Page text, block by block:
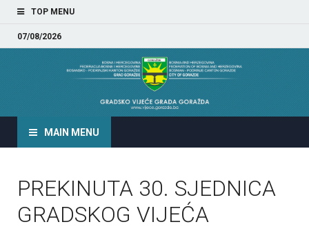
TOP MENU
07/08/2026
GRADSKO VIJEĆE GRADA
MAIN MENU
PREKINUTA 30. SJEDNICA
GRADSKOG VIJEĆA